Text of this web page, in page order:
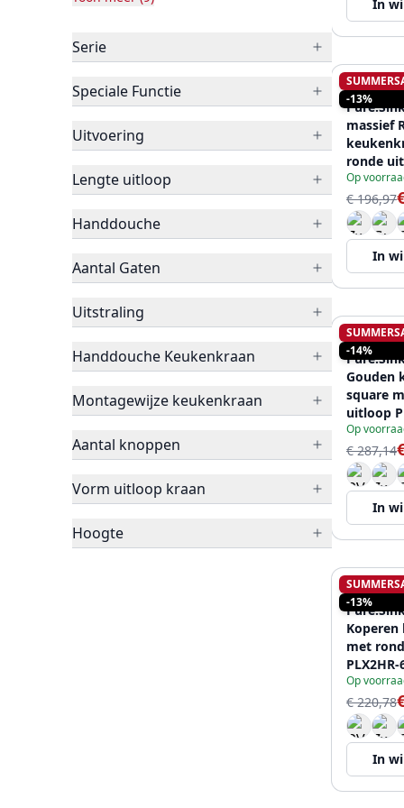
Serie
Speciale Functie
Uitvoering
Lengte uitloop
Handdouche
Aantal Gaten
Uitstraling
Handdouche Keukenkraan
Montagewijze keukenkraan
Aantal knoppen
Vorm uitloop kraan
Hoogte
In
-13%
massief
ronde
02
Op
€ 196,97
In
-14%
Gouden
square
uitloop
Op
€ 287,14
In
-13%
met
PLX2HR-
Op
€ 220,78
In